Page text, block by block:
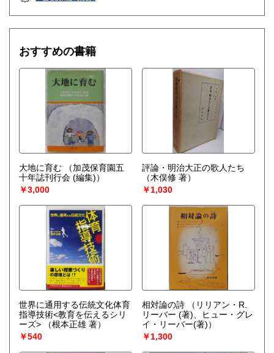
おすすめの書籍
大地に育む
（加茂保育園五
十年誌刊行会 (編集)）
￥3,000
評論・明治大正の歌人たち
（木俣修 著）
￥1,030
世界に通用する伝統文化体育
指導技術<教育を伝えるシリ
ーズ>
（根本正雄 著）
￥540
相対論の詩
（リリアン・R.
リーバー (著)、ヒュー・グレ
イ・リーバー(著)）
￥1,300